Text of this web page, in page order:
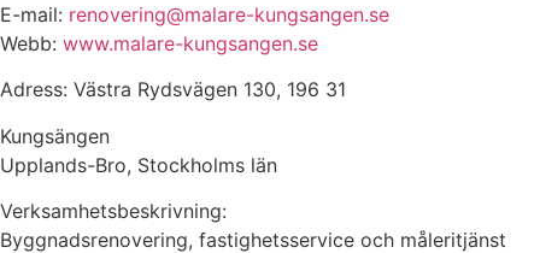
E-mail: renovering@malare-kungsangen.se
Webb: www.malare-kungsangen.se
Adress: Västra Rydsvägen 130, 196 31
Kungsängen
Upplands-Bro, Stockholms län
Verksamhetsbeskrivning:
Byggnadsrenovering, fastighetsservice och måleritjänst